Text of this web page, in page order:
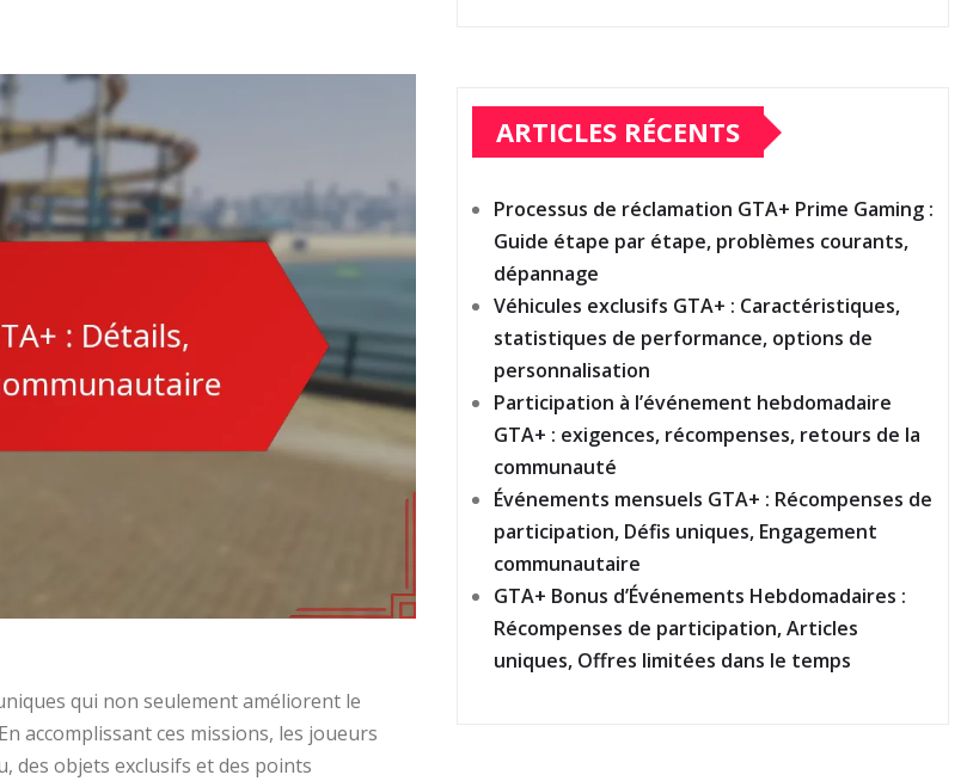
qui non seulement améliorent le
accomplissant ces missions, les joueurs
des objets exclusifs et des points
ARTICLES RÉCENTS
Processus de réclamation GTA+ Prime Gaming :
Guide étape par étape, problèmes courants,
dépannage
Véhicules exclusifs GTA+ : Caractéristiques,
statistiques de performance, options de
personnalisation
Participation à l’événement hebdomadaire
GTA+ : exigences, récompenses, retours de la
communauté
Événements mensuels GTA+ : Récompenses de
participation, Défis uniques, Engagement
communautaire
GTA+ Bonus d’Événements Hebdomadaires :
Récompenses de participation, Articles
uniques, Offres limitées dans le temps